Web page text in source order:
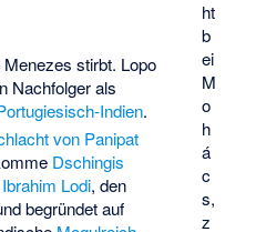
ht
b
ei
M
o
h
á
c
s,
z
Menezes stirbt. Lopo
Nachfolger als
Indien.
von Panipat
Dschingis
Ibrahim Lodi, den
begründet auf